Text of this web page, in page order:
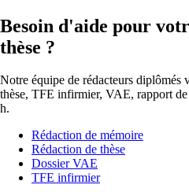
Besoin d'aide pour
thèse ?
Notre équipe de rédacteurs diplômés
thèse, TFE infirmier, VAE, rapport
h.
Rédaction de mémoire
Rédaction de thèse
Dossier VAE
TFE infirmier